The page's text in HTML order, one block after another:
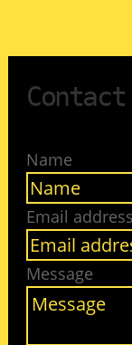
Contact
Name
Email address
Message